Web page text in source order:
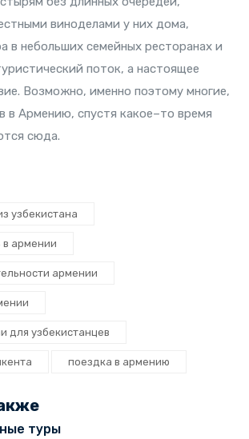
виноделами у них дома,
в небольших семейных ресторанах и
поток, а настоящее
Возможно, именно поэтому многие,
в Армению, спустя какое–то время
сюда.
узбекистана
в армении
армении
для узбекистанцев
поездка в армению
туры